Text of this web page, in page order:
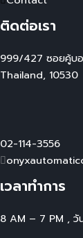
ติดต่อเรา
999/427 ซอยคู้บ
Thailand, 10530
02-114-3556
เวลาทำการ
8 AM – 7 PM , วั